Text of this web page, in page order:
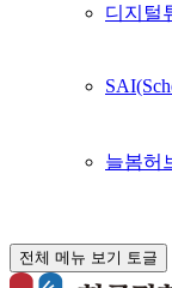
디지털
늘봄허
전체 메뉴 보기 토글